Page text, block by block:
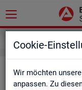
Cookie-
Wir möchten
anpassen. Zu